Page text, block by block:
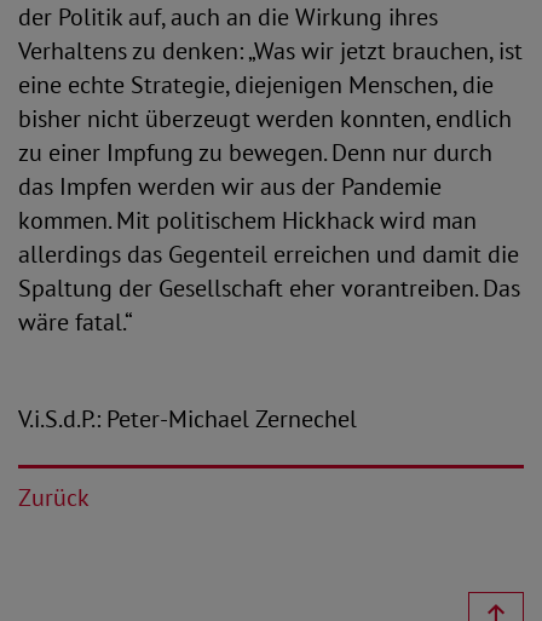
der Politik auf, auch an die Wirkung ihres
Verhaltens zu denken: „Was wir jetzt brauchen, ist
eine echte Strategie, diejenigen Menschen, die
bisher nicht überzeugt werden konnten, endlich
zu einer Impfung zu bewegen. Denn nur durch
das Impfen werden wir aus der Pandemie
kommen. Mit politischem Hickhack wird man
allerdings das Gegenteil erreichen und damit die
Spaltung der Gesellschaft eher vorantreiben. Das
wäre fatal.“
V.i.S.d.P.: Peter-Michael Zernechel
Zurück